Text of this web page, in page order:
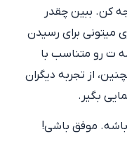
کن. ببین چقدر
میتونی برای رسیدن
ت رو متناسب با
از تجربه دیگران
بگیر.
باشه. موفق باشی!